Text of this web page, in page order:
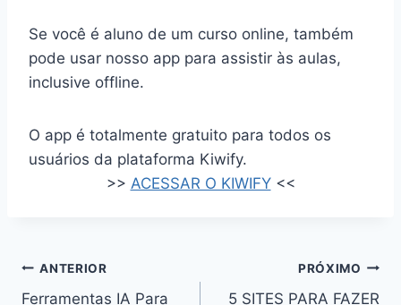
Se você é aluno de um curso online, também
pode usar nosso app para assistir às aulas,
inclusive offline.
O app é totalmente gratuito para todos os
usuários da plataforma Kiwify.
>> ACESSAR O KIWIFY<<
Navegação
de
ANTERIOR
Ferramentas IA Para
PRÓXIMO
5 SITES PARA FAZER